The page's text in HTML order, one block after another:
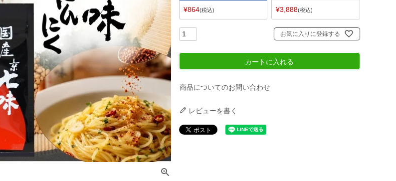
¥864 税込 ¥3,888 税込
お気に入りに登録する
カートに入れる
商品についてのお問い合わせ
レビューを書く